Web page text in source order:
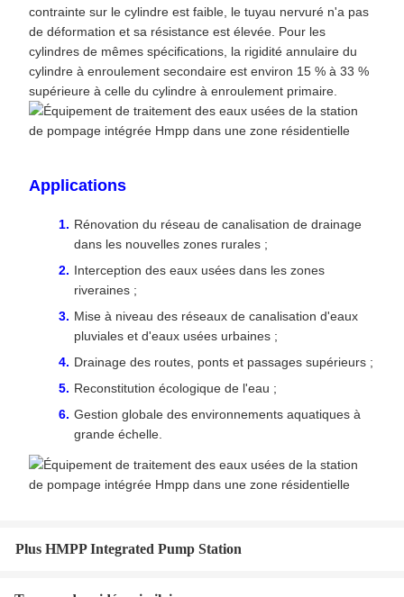
contrainte sur le cylindre est faible, le tuyau nervuré n'a pas
de déformation et sa résistance est élevée. Pour les
cylindres de mêmes spécifications, la rigidité annulaire du
cylindre à enroulement secondaire est environ 15 % à 33 %
supérieure à celle du cylindre à enroulement primaire.
Applications
Rénovation du réseau de canalisation de drainage
dans les nouvelles zones rurales ;
Interception des eaux usées dans les zones
riveraines ;
Mise à niveau des réseaux de canalisation d'eaux
pluviales et d'eaux usées urbaines ;
Drainage des routes, ponts et passages supérieurs ;
Reconstitution écologique de l'eau ;
Gestion globale des environnements aquatiques à
grande échelle.
Plus HMPP Integrated Pump Station